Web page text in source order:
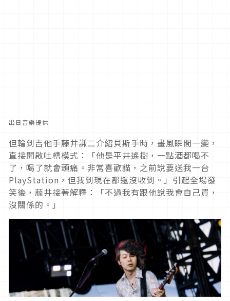
出日音樂提供
但輪到吉他手藤井謙二介紹貝斯手時，畫風瞬間一變，
直接開啟吐槽模式：「他是平井遙樹，一點酒都喝不
了，喝了就會頭痛。非常喜歡貓，之前說要送我一台
PlayStation，但我到現在都還沒收到。」引起全場發
笑後，藤井接著解釋：「不過我有跟他說我會自己買，
沒關係的。」